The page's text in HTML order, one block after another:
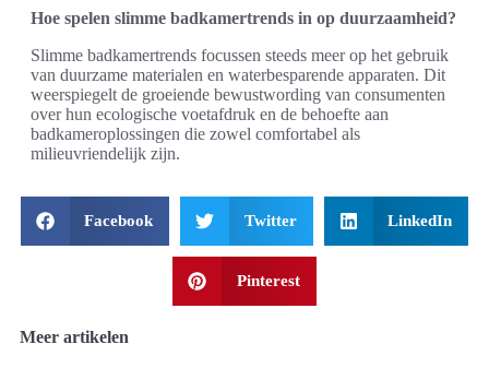
Hoe spelen slimme badkamertrends in op duurzaamheid?
Slimme badkamertrends focussen steeds meer op het gebruik
van duurzame materialen en waterbesparende apparaten. Dit
weerspiegelt de groeiende bewustwording van consumenten
over hun ecologische voetafdruk en de behoefte aan
badkameroplossingen die zowel comfortabel als
milieuvriendelijk zijn.
Facebook Twitter LinkedIn
Pinterest
Meer artikelen